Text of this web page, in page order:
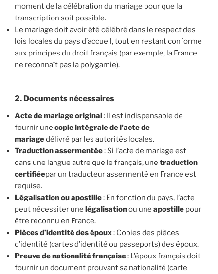
moment de la célébration du mariage pour que la
transcription soit possible.
Le mariage doit avoir été célébré dans le respect des
lois locales du pays d’accueil, tout en restant conforme
aux principes du droit français (par exemple, la France
ne reconnaît pas la polygamie).
2. Documents nécessaires
Acte de mariage original: Il est indispensable de
fournir une copie intégrale de l’acte de
mariagedélivré par les autorités locales.
Traduction assermentée: Si l’acte de mariage est
dans une langue autre que le français, une traduction
certifiéepar un traducteur assermenté en France est
requise.
Légalisation ou apostille: En fonction du pays, l’acte
peut nécessiter une légalisationou une apostille pour
être reconnu en France.
Pièces d’identité des époux: Copies des pièces
d’identité (cartes d’identité ou passeports) des époux.
Preuve de nationalité française: L’époux français doit
fournir un document prouvant sa nationalité (carte